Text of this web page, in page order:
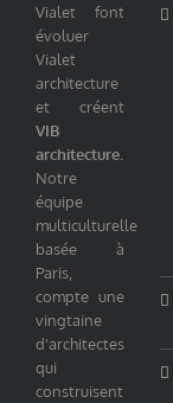
Vialet font
évoluer
Vialet
architecture
et créent
VIB
architecture
Notre
équipe
multiculturelle
basée à
Paris,
compte une
vingtaine
d'architectes
qui
construisent